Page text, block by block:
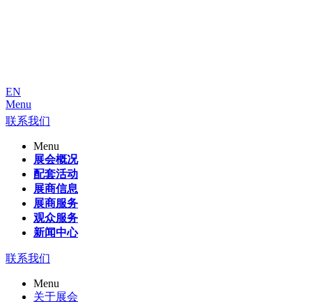
EN
Menu
联系我们
Menu
展会概况
配套活动
展商信息
展商服务
观众服务
新闻中心
联系我们
Menu
关于展会